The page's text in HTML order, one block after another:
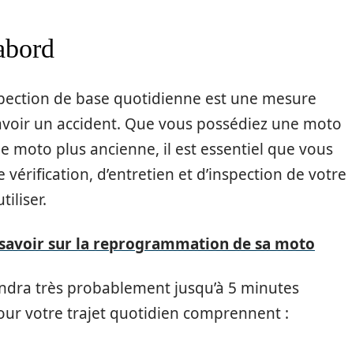
de base quotidienne est une mesure
un accident. Que vous possédiez une moto
moto plus ancienne, il est essentiel que vous
d’entretien et d’inspection de votre
sur la reprogrammation de sa moto
très probablement jusqu’à 5 minutes
votre trajet quotidien comprennent :